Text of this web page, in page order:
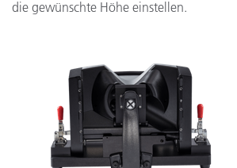
die gewünschte Höhe einstellen.